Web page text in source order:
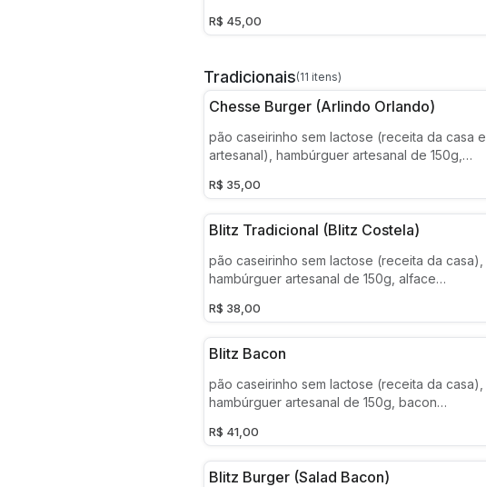
bacon defumado caramelizado no barbecue,
temperada (alho suave e tempero fresco)
R$ 45,00
Tradicionais(11 itens)
Chesse Burger (arlindo Orlando)
pão caseirinho sem lactose (receita da casa e
artesanal), hambúrguer artesanal de 150g,
temperada (alho suave e tempero fresco)
R$ 35,00
Blitz Tradicional (blitz Costela)
pão caseirinho sem lactose (receita da casa),
hambúrguer artesanal de 150g, alface
derretido e maionese de ovo pasteurizado
R$ 38,00
Blitz Bacon
pão caseirinho sem lactose (receita da casa),
hambúrguer artesanal de 150g, bacon
caramelizada, queijo derretido e maionese de
tempero fresco)
R$ 41,00
Blitz Burger (salad Bacon)